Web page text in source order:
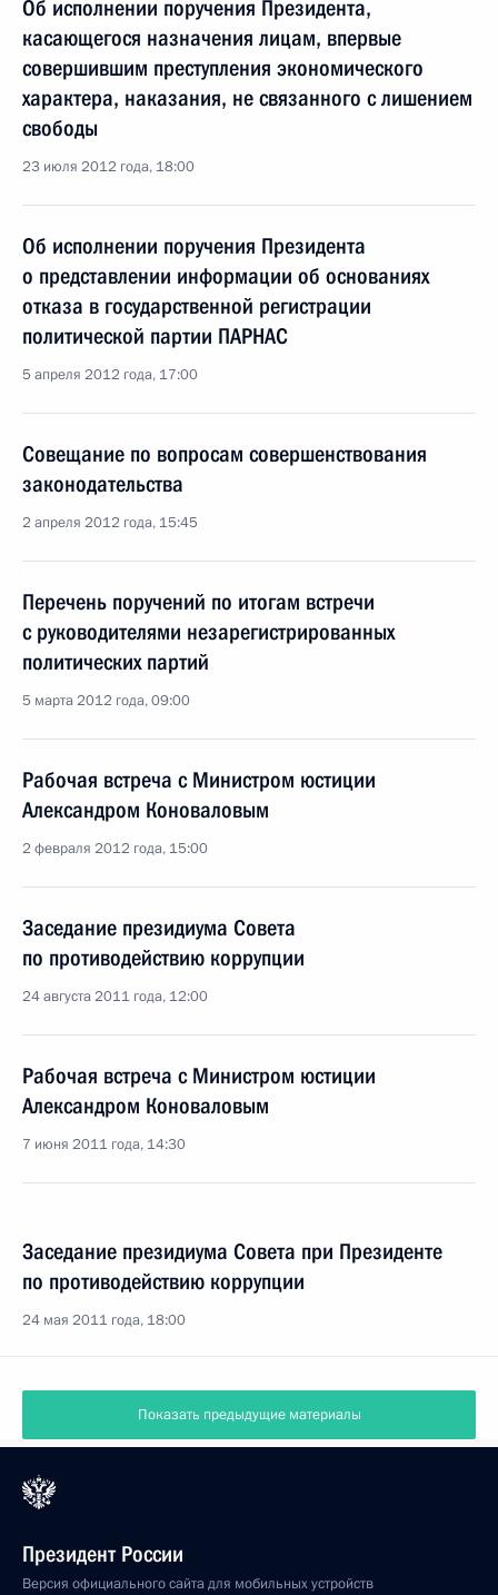
Об исполнении поручения Президента,
касающегося назначения лицам, впервые
совершившим преступления экономического
характера, наказания, не связанного с лишением
свободы
23 июля 2012 года, 18:00
Об исполнении поручения Президента
о представлении информации об основаниях
отказа в государственной регистрации
политической партии ПАРНАС
5 апреля 2012 года, 17:00
Совещание по вопросам совершенствования
законодательства
2 апреля 2012 года, 15:45
Перечень поручений по итогам встречи
с руководителями незарегистрированных
политических партий
5 марта 2012 года, 09:00
Рабочая встреча с Министром юстиции
Александром Коноваловым
2 февраля 2012 года, 15:00
Заседание президиума Совета
по противодействию коррупции
24 августа 2011 года, 12:00
Рабочая встреча с Министром юстиции
Александром Коноваловым
7 июня 2011 года, 14:30
Заседание президиума Совета при Президенте
по противодействию коррупции
24 мая 2011 года, 18:00
Показать предыдущие материалы
Президент России
Версия официального сайта для мобильных устройств